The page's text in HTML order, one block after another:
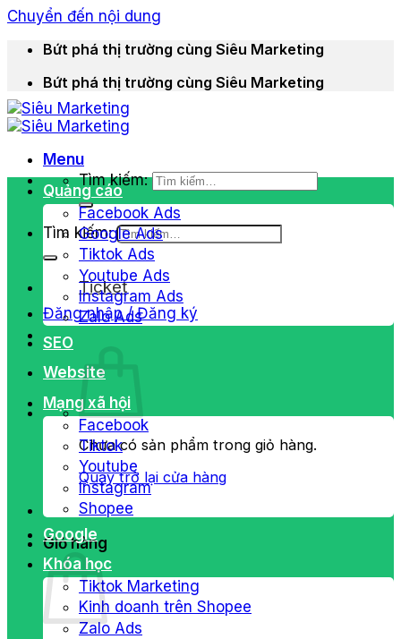
Chuyển đến nội dung
Bứt phá thị trường cùng Siêu Marketing
Bứt phá thị trường cùng Siêu Marketing
Menu
Tìm kiếm:
Tìm kiếm:
Ticket
Đăng nhập / Đăng ký
Chưa có sản phẩm trong giỏ hàng.
Quay trở lại cửa hàng
Giỏ hàng
Quảng cáo
Facebook Ads
Google Ads
Tiktok Ads
Youtube Ads
Instagram Ads
Zalo Ads
SEO
Website
Mạng xã hội
Facebook
Tiktok
Youtube
Instagram
Shopee
Google
Khóa học
Tiktok Marketing
Kinh doanh trên Shopee
Zalo Ads